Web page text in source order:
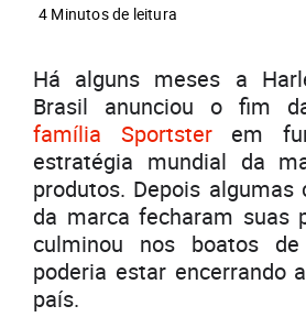
4 Minutos de leitura
Há alguns meses a
Brasil anunciou o fim
família Sportsterem
estratégia mundial da
produtos. Depois algumas
da marca fecharam suas
culminou nos boatos
poderia estar encerrando
país.